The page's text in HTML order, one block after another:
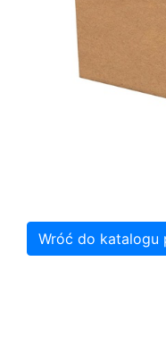
Wróć do katalogu